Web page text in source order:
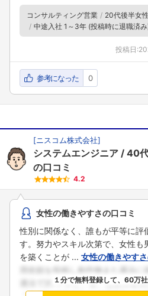
コンサルティング営業 20代後半女性
中途入社 1～3年 (投稿時に退職済
投稿日:
参考になった 0
[ニスコム株式会社]
システムエンジニア 40
の口コミ
4.2
女性の働きやすさの口コミ
性別に関係なく、誰もが平等に評
す。努力やスキル次第で、女性も
を築くことが ... 女性の働きやす
１分で無料登録して、60万